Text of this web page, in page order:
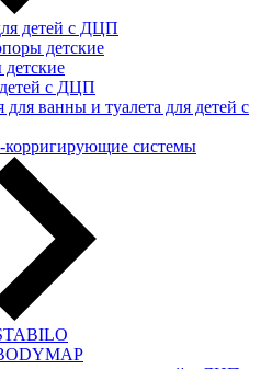
детей с ДЦП
детские
с ДЦП
ванны и туалета для детей с
системы